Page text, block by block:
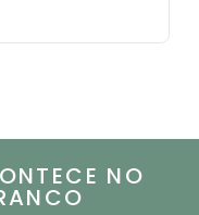
NO